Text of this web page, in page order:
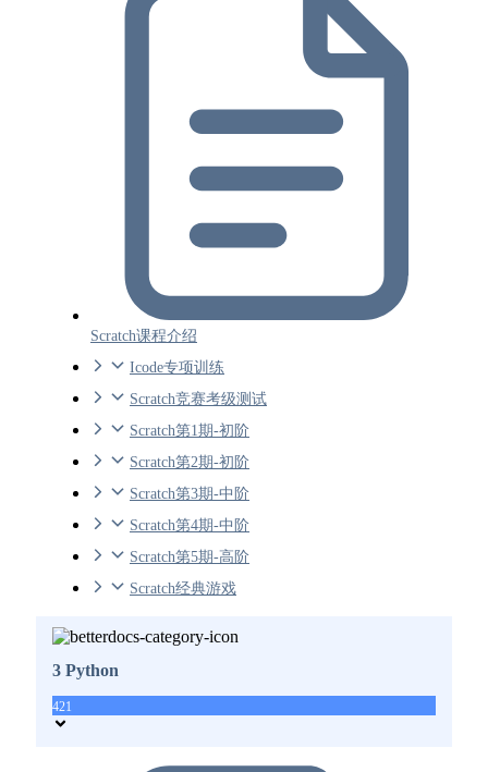
Scratch课程介绍
Icode专项训练
Scratch竞赛考级测试
Scratch第1期-初阶
Scratch第2期-初阶
Scratch第3期-中阶
Scratch第4期-中阶
Scratch第5期-高阶
Scratch经典游戏
3 Python
421